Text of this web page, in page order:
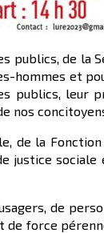
de la
hommes et
publics, leur
nos
de la
sociale
de
de force